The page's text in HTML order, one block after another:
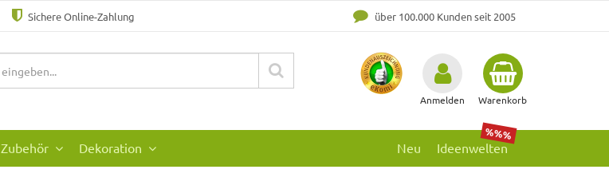
Sichere Online-Zahlung über 100.000 Kunden seit 2005
Anmelden Warenkorb
Zubehör Dekoration Ideenwelten
%%%
Neu